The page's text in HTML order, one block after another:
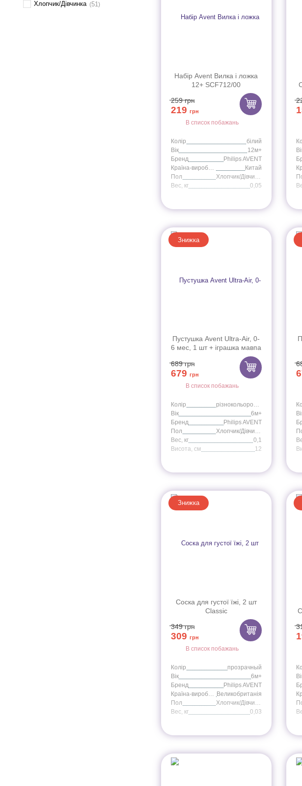
синій
Хлопчик/Дівчинка
51
Набір Avent Вилка і ложка
12+ SCF712/00
259грн
219 грн
В список побажань
Колір
білий
Вік
12м+
Бренд
Philips AVENT
Країна-виробник
Китай
Пол
Хлопчик/Дівчинка
Вес, кг
0,05
Знижка
Пустушка Avent Ultra-Air, 0-
6 мес, 1 шт + іграшка мавпа
689грн
679 грн
В список побажань
Колір
Вік
6м+
Бренд
Philips AVENT
Пол
Вес, кг
0,1
Висота, cм
12
Знижка
Соска для густої їжі, 2 шт
Classic
349грн
309 грн
В список побажань
Колір
прозрачный
Вік
6м+
Бренд
Philips AVENT
Країна-виробник Великобританія
Пол
Хлопчик/Дівчинка
Вес, кг
0,03